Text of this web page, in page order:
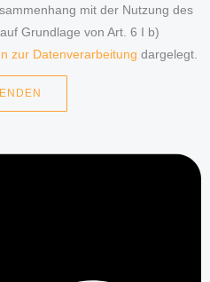
mit der Nutzung des
Grundlage von Art. 6 I b)
zur Datenverarbeitung dargelegt.